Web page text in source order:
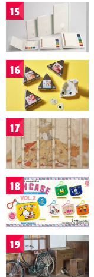
15
16
17
18
19